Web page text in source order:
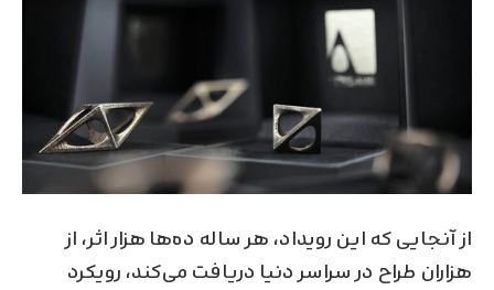
از آنجایی که این رویداد، هر ساله ده‌ها هزار اثر، از
هزاران طراح در سراسر دنیا دریافت می‌کند، رویکرد